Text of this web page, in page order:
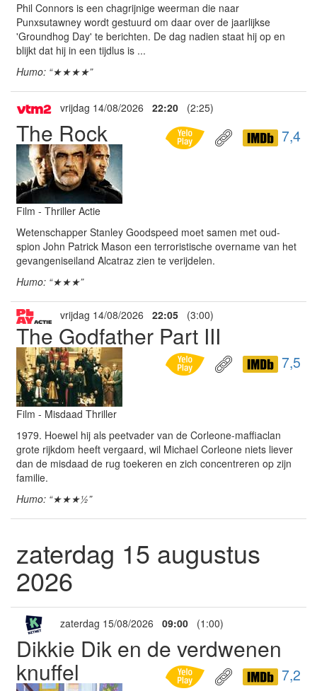
Phil Connors is een chagrijnige weerman die naar
Punxsutawney wordt gestuurd om daar over de jaarlijkse
'Groundhog Day' te berichten. De dag nadien staat hij op en
blijkt dat hij in een tijdlus is ...
Humo: “★★★★”
vrijdag 14/08/2026 22:20 (2:25)
The Rock 7,4
Film - Thriller Actie
Wetenschapper Stanley Goodspeed moet samen met oud-
spion John Patrick Mason een terroristische overname van het
gevangeniseiland Alcatraz zien te verijdelen.
Humo: “★★★”
vrijdag 14/08/2026 22:05 (3:00)
The Godfather Part III
7,5
Film - Misdaad Thriller
1979. Hoewel hij als peetvader van de Corleone-maffiaclan
grote rijkdom heeft vergaard, wil Michael Corleone niets liever
dan de misdaad de rug toekeren en zich concentreren op zijn
familie.
Humo: “★★★½”
zaterdag 15 augustus
2026
zaterdag 15/08/2026 09:00 (1:00)
Dikkie Dik en de verdwenen
knuffel 7,2